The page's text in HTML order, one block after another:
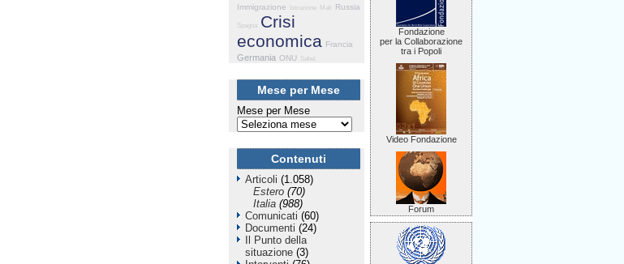
Immigrazione
Istruzione Mali Russia
Spagna Crisi
economica Francia
Germania ONU Sahel
Mese per Mese
Mese per Mese
Contenuti
Articoli (1.058)
Estero (70)
Italia (988)
Comunicati (60)
Documenti (24)
Il Punto della
situazione (3)
Fondazione
per la Collaborazione
tra i Popoli
Video Fondazione
Forum